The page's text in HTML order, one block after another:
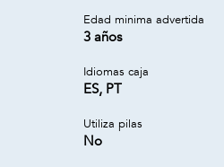
Edad minima advertida
3 años
Idiomas caja
ES, PT
Utiliza pilas
No